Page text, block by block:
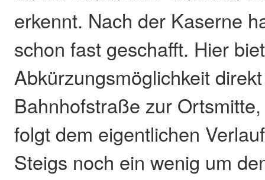
erkennt. Nach der Kaserne
schon fast geschafft. Hier
Abkürzungsmöglichkeit
Bahnhofstraße zur
folgt dem eigentlichen
Steigs noch ein wenig um